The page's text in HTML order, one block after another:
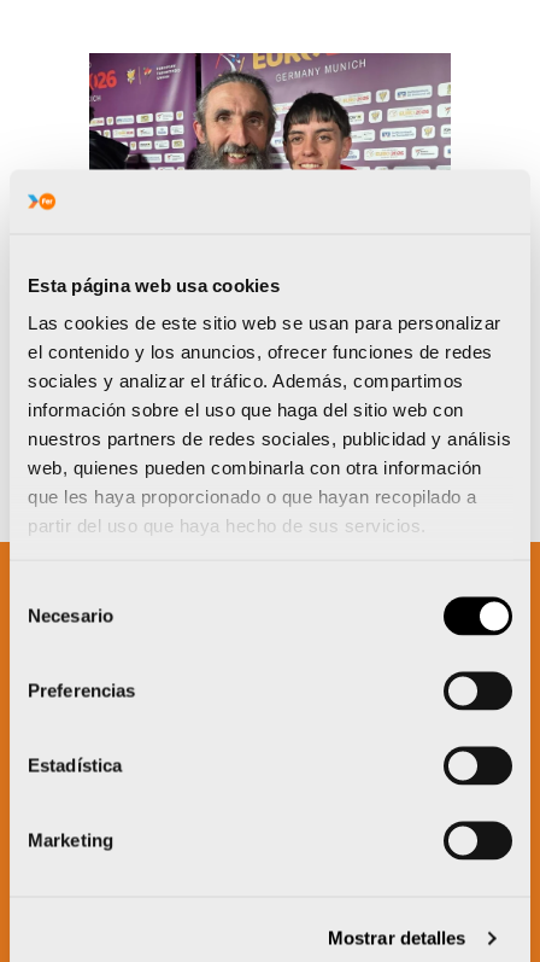
Esta página web usa cookies
Las cookies de este sitio web se usan para personalizar
el contenido y los anuncios, ofrecer funciones de redes
sociales y analizar el tráfico. Además, compartimos
información sobre el uso que haga del sitio web con
nuestros partners de redes sociales, publicidad y análisis
web, quienes pueden combinarla con otra información
que les haya proporcionado o que hayan recopilado a
partir del uso que haya hecho de sus servicios.
Necesario
Preferencias
Estadística
Marketing
Mostrar detalles